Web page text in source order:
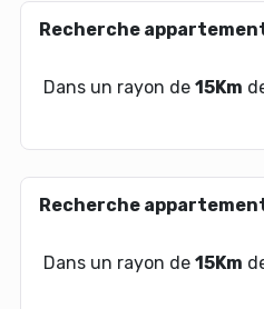
Recherche
Dans un rayon de 15Km
Recherche
Dans un rayon de 15Km